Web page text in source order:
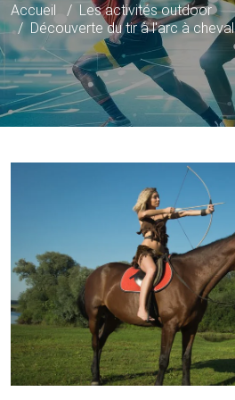
Accueil
Les activités outdoor
Découverte du tir à l'arc à cheval